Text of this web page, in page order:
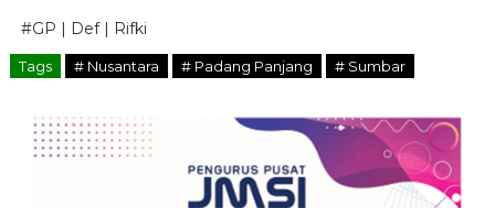
#GP | Def | Rifki
Tags # Nusantara # Padang Panjang # Sumbar